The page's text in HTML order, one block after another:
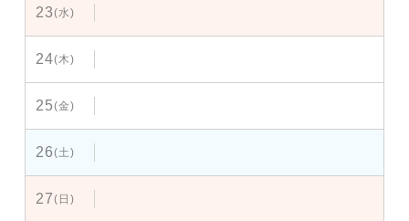
23(水)
24(木)
25(金)
26(土)
27(日)